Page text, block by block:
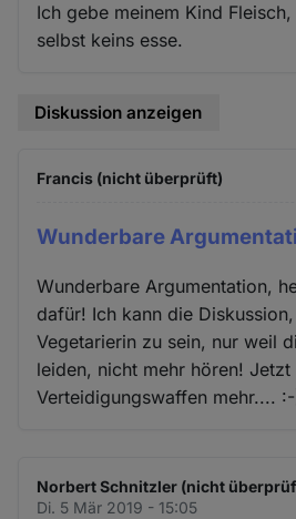
Ich gebe meinem Kind
selbst keins esse.
Diskussion anzeigen
Francis (nicht überprüft)
Wunderbare
Wunderbare Argumentation,
dafür! Ich kann die
Vegetarierin zu sein, nur weil
leiden, nicht mehr hören!
Verteidigungswaffen mehr....
Norbert Schnitzler (nicht
Di. 5 Mär 2019 - 15:05